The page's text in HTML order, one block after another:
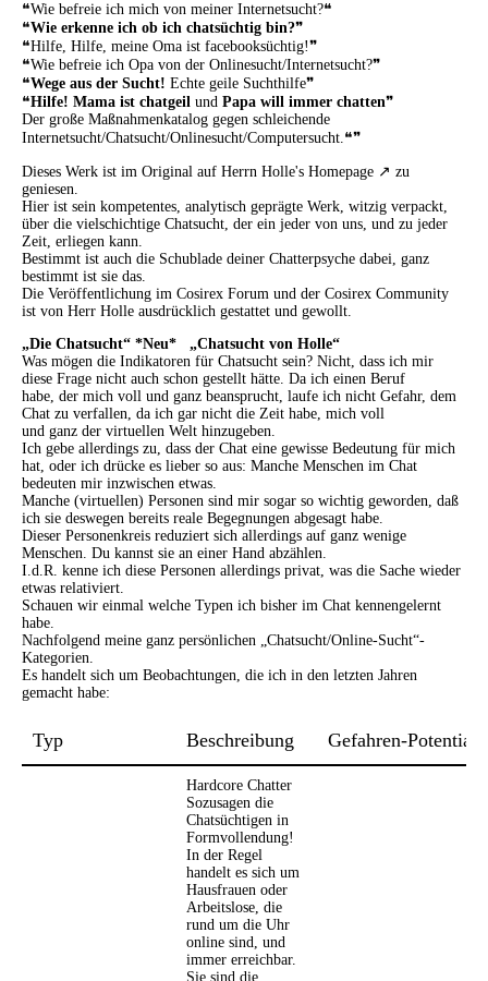
❝Wie befreie ich mich von meiner Internetsucht?❝
❝Wie erkenne ich ob ich chatsüchtig bin?❞
❝Hilfe, Hilfe, meine Oma ist facebooksüchtig!❞
❝Wie befreie ich Opa von der Onlinesucht/Internetsucht?❞
❝Wege aus der Sucht! Echte geile Suchthilfe❞
❝Hilfe! Mama ist chatgeil und Papa will immer chatten❞
Der große Maßnahmenkatalog gegen schleichende
Internetsucht/Chatsucht/Onlinesucht/Computersucht.❝❞
Dieses Werk ist im Original auf Herrn Holle's Homepage
zu
geniesen.
Hier ist sein kompetentes, analytisch geprägte Werk, witzig verpackt,
über die vielschichtige Chatsucht, der ein jeder von uns, und zu jeder
Zeit, erliegen kann.
Bestimmt ist auch die Schublade deiner Chatterpsyche dabei, ganz
bestimmt ist sie das.
Die Veröffentlichung im Cosirex Forum und der Cosirex Community
ist von Herr Holle ausdrücklich gestattet und gewollt.
„Die Chatsucht“ *Neu* „Chatsucht von Holle“
Was mögen die Indikatoren für Chatsucht sein? Nicht, dass ich mir
diese Frage nicht auch schon gestellt hätte. Da ich einen Beruf
habe, der mich voll und ganz beansprucht, laufe ich nicht Gefahr, dem
Chat zu verfallen, da ich gar nicht die Zeit habe, mich voll
und ganz der virtuellen Welt hinzugeben.
Ich gebe allerdings zu, dass der Chat eine gewisse Bedeutung für mich
hat, oder ich drücke es lieber so aus: Manche Menschen im Chat
bedeuten mir inzwischen etwas.
Manche (virtuellen) Personen sind mir sogar so wichtig geworden, daß
ich sie deswegen bereits reale Begegnungen abgesagt habe.
Dieser Personenkreis reduziert sich allerdings auf ganz wenige
Menschen. Du kannst sie an einer Hand abzählen.
I.d.R. kenne ich diese Personen allerdings privat, was die Sache wieder
etwas relativiert.
Schauen wir einmal welche Typen ich bisher im Chat kennengelernt
habe.
Nachfolgend meine ganz persönlichen „Chatsucht/Online-Sucht“-
Kategorien.
Es handelt sich um Beobachtungen, die ich in den letzten Jahren
gemacht habe:
Typ Beschreibung Gefahren-Potential
Hardcore Chatter
Sozusagen die
Chatsüchtigen in
Formvollendung!
In der Regel
handelt es sich um
Hausfrauen oder
Arbeitslose, die
rund um die Uhr
online sind, und
immer erreichbar.
Sie sind die